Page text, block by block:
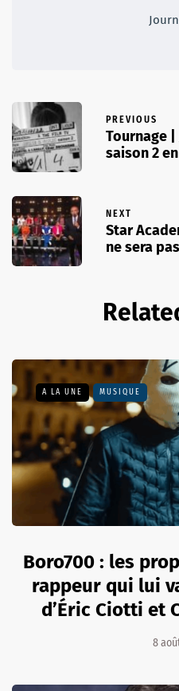
PREVIOUS
Tournage |
saison 2
NEXT
Star
ne sera
A LA UNE MUSIQUE
Boro700 : les
rappeur qui lui
d’Éric Ciotti et
8